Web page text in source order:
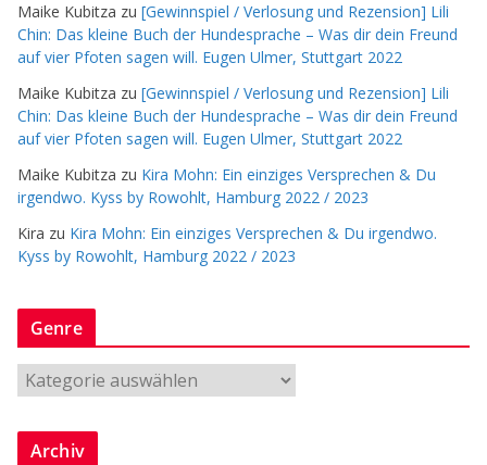
Maike Kubitza zu [Gewinnspiel / Verlosung und Rezension] Lili
Chin: Das kleine Buch der Hundesprache – Was dir dein Freund
auf vier Pfoten sagen will. Eugen Ulmer, Stuttgart 2022
Maike Kubitza zu [Gewinnspiel / Verlosung und Rezension] Lili
Chin: Das kleine Buch der Hundesprache – Was dir dein Freund
auf vier Pfoten sagen will. Eugen Ulmer, Stuttgart 2022
Maike Kubitza zu Kira Mohn: Ein einziges Versprechen & Du
irgendwo. Kyss by Rowohlt, Hamburg 2022 / 2023
Kira zu Kira Mohn: Ein einziges Versprechen & Du irgendwo.
Kyss by Rowohlt, Hamburg 2022 / 2023
Genre
G
n
Archiv